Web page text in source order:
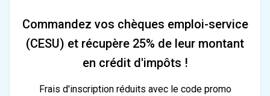
Commandez vos chèques emploi-service
(CESU) et récupère 25% de leur montant
en crédit d'impôts !
Frais d'inscription réduits avec le code promo